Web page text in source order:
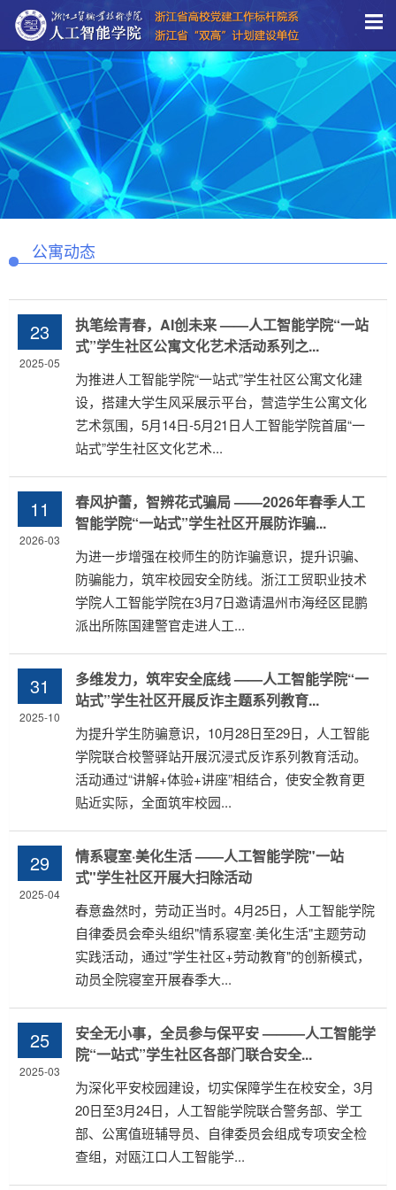
公寓动态
23
2025-05
执笔绘青春，AI创未来 ——人工智能学院“一站
式”学生社区公寓文化艺术活动系列之...
为推进人工智能学院“一站式”学生社区公寓文化建
设，搭建大学生风采展示平台，营造学生公寓文化
艺术氛围，5月14日-5月21日人工智能学院首届“一
站式”学生社区文化艺术...
11
2026-03
春风护蕾，智辨花式骗局 ——2026年春季人工
智能学院“一站式”学生社区开展防诈骗...
为进一步增强在校师生的防诈骗意识，提升识骗、
防骗能力，筑牢校园安全防线。浙江工贸职业技术
学院人工智能学院在3月7日邀请温州市海经区昆鹏
派出所陈国建警官走进人工...
31
2025-10
多维发力，筑牢安全底线 ——人工智能学院“一
站式”学生社区开展反诈主题系列教育...
为提升学生防骗意识，10月28日至29日，人工智能
学院联合校警驿站开展沉浸式反诈系列教育活动。
活动通过“讲解+体验+讲座”相结合，使安全教育更
贴近实际，全面筑牢校园...
29
2025-04
情系寝室·美化生活 ——人工智能学院"一站
式"学生社区开展大扫除活动
春意盎然时，劳动正当时。4月25日，人工智能学院
自律委员会牵头组织"情系寝室·美化生活"主题劳动
实践活动，通过"学生社区+劳动教育"的创新模式，
动员全院寝室开展春季大...
25
2025-03
安全无小事，全员参与保平安 ———人工智能学
院“一站式”学生社区各部门联合安全...
为深化平安校园建设，切实保障学生在校安全，3月
20日至3月24日，人工智能学院联合警务部、学工
部、公寓值班辅导员、自律委员会组成专项安全检
查组，对瓯江口人工智能学...